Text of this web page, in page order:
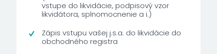
vstupe do likvidácie, podpisový vzor
likvidátora, splnomocnenie a i.)
Zápis vstupu vašej j.s.a. do likvidácie do
obchodného registra